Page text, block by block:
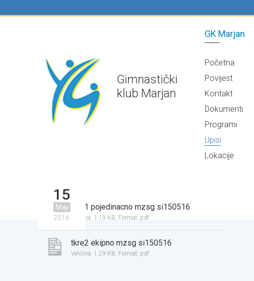
Gimnastički
klub Marjan
GK Marjan
Početna
Povijest
Kontakt
Dokumenti
Programi
Upisi
Lokacije
15
May
2016
tkre1 pojedinacno mzsg si150516
Veličina: 1.19 KB, Format: pdf
tkre2 ekipno mzsg si150516
Veličina: 1.29 KB, Format: pdf